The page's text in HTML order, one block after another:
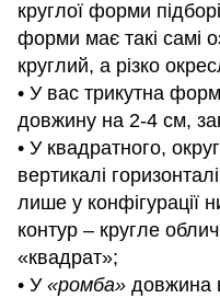
круглої форми
форми має такі самі
круглий, а різко
• У вас трикутна
довжину на 2-4 см,
• У квадратного,
вертикалі
лише у конфігурації
контур – кругле
«квадрат»;
• У «ромба» довжина